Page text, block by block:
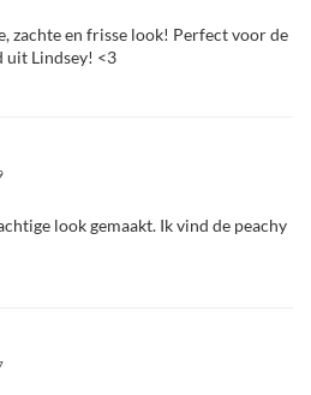
zachte en frisse look! Perfect voor de
uit Lindsey! <3
look gemaakt. Ik vind de peachy